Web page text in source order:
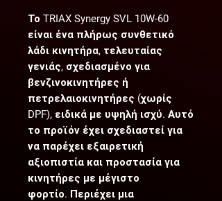
Το TRIAX Synergy SVL 10W-60
είναι ένα πλήρως συνθετικό
λάδι κινητήρα, τελευταίας
γενιάς, σχεδιασμένο για
βενζινοκινητήρες ή
πετρελαιοκινητήρες (χωρίς
DPF), ειδικά με υψηλή ισχύ. Αυτό
το προϊόν έχει σχεδιαστεί για
να παρέχει εξαιρετική
αξιοπιστία και προστασία για
κινητήρες με μέγιστο
φορτίο. Περιέχει μια